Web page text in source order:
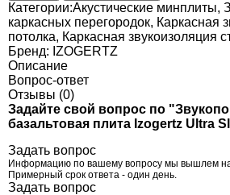
Категории:Акустические минплиты,
каркасных перегородок, Каркасная
потолка, Каркасная звукоизоляция
Бренд: IZOGERTZ
Описание
Вопрос-ответ
Отзывы (0)
Задайте свой вопрос по
базальтовая плита Izogertz Ultra
Задать вопрос
Информацию по вашему вопросу мы вышлем
Примерный срок ответа - один день.
Задать вопрос